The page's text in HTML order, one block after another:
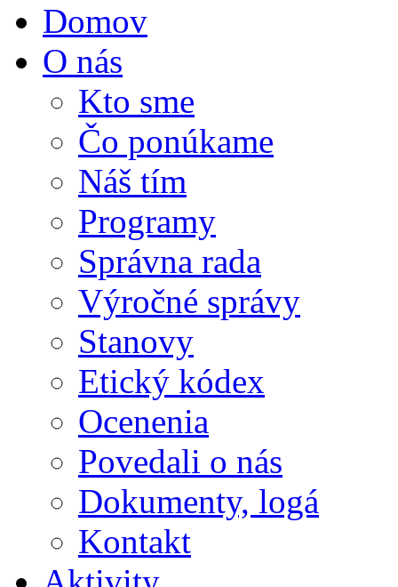
Domov
O nás
Kto sme
Čo ponúkame
Náš tím
Programy
Správna rada
Výročné správy
Stanovy
Etický kódex
Ocenenia
Povedali o nás
Dokumenty, logá
Kontakt